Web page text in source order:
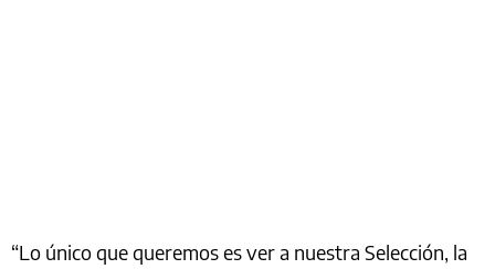
“Lo único que queremos es ver a nuestra Selección, la